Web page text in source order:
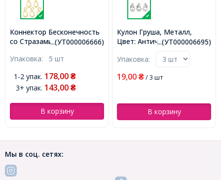
...(УТ000006666)
Коннектор Бесконечность
со Стразами, Бижутерный
Золото, Размер:
(УТ000006666)
Упаковка: 5 шт
1-2 упак. 178,00 ₴
3+ упак. 143,00 ₴
В корзину
...(УТ000006695)
Кулон Груша, Металл,
Цвет: Античное Серебро,
Отверстие 1.5мм,
Упаковка:
19,00 ₴/ 3 шт
В корзину
Мы в соц. сетях: